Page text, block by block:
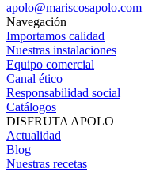
apolo@mariscosapolo.com
Navegación
Importamos calidad
Nuestras instalaciones
Equipo comercial
Canal ético
Responsabilidad social
Catálogos
DISFRUTA APOLO
Actualidad
Blog
Nuestras recetas